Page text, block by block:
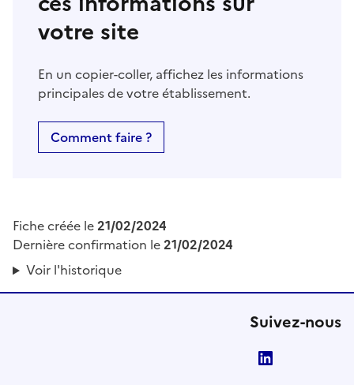
votre site
En un copier-coller, affichez les informations
principales de votre établissement.
Comment faire ?
Fiche créée le21/02/2024
Dernière confirmation le21/02/2024
Voir l'historique
Suivez-nous